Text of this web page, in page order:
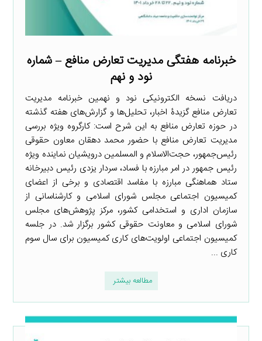
خبرنامه هفتگی مدیریت تعارض منافع – شماره
نود و نهم
دریافت نسخه الکترونیکی نود و نهمین خبرنامه مدیریت
تعارض منافع گزیدۀ اخبار، تحلیل‌ها و گزارش‌های هفته گذشته
در حوزه تعارض منافع به این شرح است: کارگروه ویژه بررسی
مدیریت تعارض منافع با حضور محمد دهقان معاون حقوقی
رئیس‌جمهور، حجت‌الاسلام و المسلمین درویشیان نماینده ویژه
رئیس جمهور در امر مبارزه با فساد، سردار یزدی رئیس دبیرخانه
ستاد هماهنگی مبارزه با مفاسد اقتصادی و برخی از اعضای
کمیسیون اجتماعی مجلس شورای اسلامی و کارشناسانی از
سازمان اداری و استخدامی کشور، مرکز پژوهش‌های مجلس
شورای اسلامی و معاونت حقوقی کشور برگزار شد. در جلسه
کمیسیون اجتماعی اولویت‌های کاری کمیسیون برای سال سوم
کاری ...
مطالعه بیشتر